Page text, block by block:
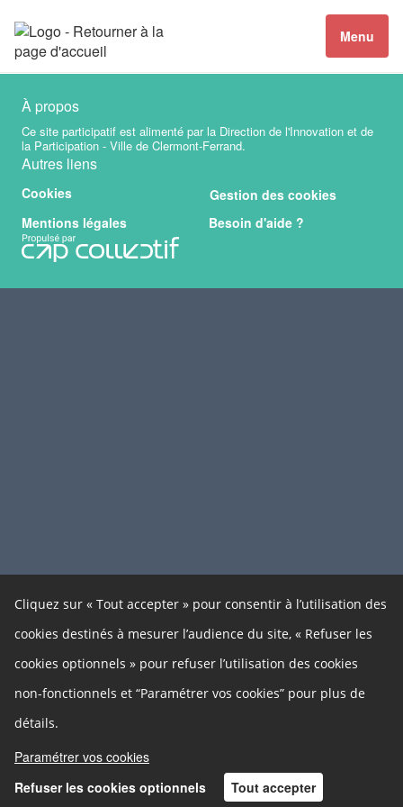
Menu
Cliquez sur « Tout accepter » pour consentir à l’utilisation des
cookies destinés à mesurer l’audience du site, « Refuser les
cookies optionnels » pour refuser l’utilisation des cookies
non-fonctionnels et “Paramétrer vos cookies” pour plus de
détails.
Paramétrer vos cookies
Refuser les cookies optionnels
Tout accepter
À propos
Ce site participatif est alimenté par la Direction de l'Innovation et de
la Participation - Ville de Clermont-Ferrand.
Autres liens
Cookies
Gestion des cookies
Mentions légales
Besoin d'aide ?